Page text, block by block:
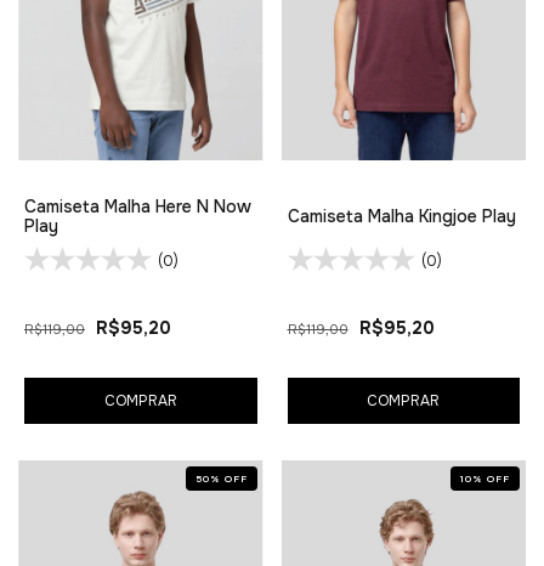
Camiseta Malha Here N Now
Play
(0)
R$119,00 R$95,20
COMPRAR
Camiseta Malha Kingjoe Play
(0)
R$119,00 R$95,20
COMPRAR
50 % OFF 10 % OFF